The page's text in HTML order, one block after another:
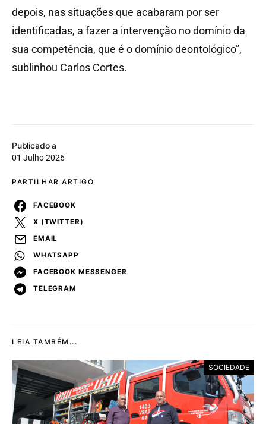
Publicado a
01 Julho 2026
PARTILHAR ARTIGO
FACEBOOK
X (TWITTER)
EMAIL
WHATSAPP
FACEBOOK MESSENGER
TELEGRAM
depois, nas situações que acabaram por ser
identificadas, a fazer a intervenção no domínio da
sua competência, que é o domínio deontológico”,
sublinhou Carlos Cortes.
LEIA TAMBÉM...
SOCIEDADE